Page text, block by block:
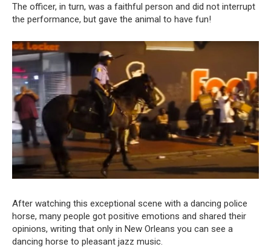
The officer, in turn, was a faithful person and did not interrupt
the performance, but gave the animal to have fun!
After watching this exceptional scene with a dancing police
horse, many people got positive emotions and shared their
opinions, writing that only in New Orleans you can see a
dancing horse to pleasant jazz music.